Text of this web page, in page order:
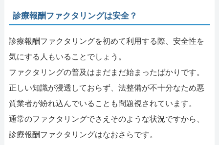
診療報酬ファクタリングは安全？
診療報酬ファクタリングを初めて利用する際、安全性を
気にする人もいることでしょう。
ファクタリングの普及はまだまだ始まったばかりです。
正しい知識が浸透しておらず、法整備が不十分なため悪
質業者が紛れ込んでいることも問題視されています。
通常のファクタリングでさえそのような状況ですから、
診療報酬ファクタリングはなおさらです。